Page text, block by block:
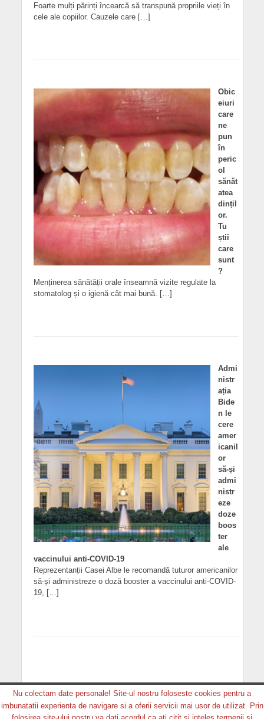
Foarte mulți părinți încearcă să transpună propriile vieți în
cele ale copiilor. Cauzele care […]
Obic
eiuri
care
ne
pun
în
peric
ol
sănăt
atea
dințil
or.
Tu
știi
care
sunt
?
Menținerea sănătății orale înseamnă vizite regulate la
stomatolog și o igienă cât mai bună. […]
Admi
nistr
ația
Bide
n le
cere
amer
icanil
or
să-și
admi
nistr
eze
doze
boos
ter
ale
vaccinului anti-COVID-19
Reprezentanții Casei Albe le recomandă tuturor americanilor
să-și administreze o doză booster a vaccinului anti-COVID-
19, […]
Copyright © 2026. MEDIA GRUP PRODUCTION. Toate
Nu colectam date personale! Site-ul nostru foloseste cookies pentru a
imbunatatii experienta de navigare si a oferii servicii mai usor de utilizat. Prin